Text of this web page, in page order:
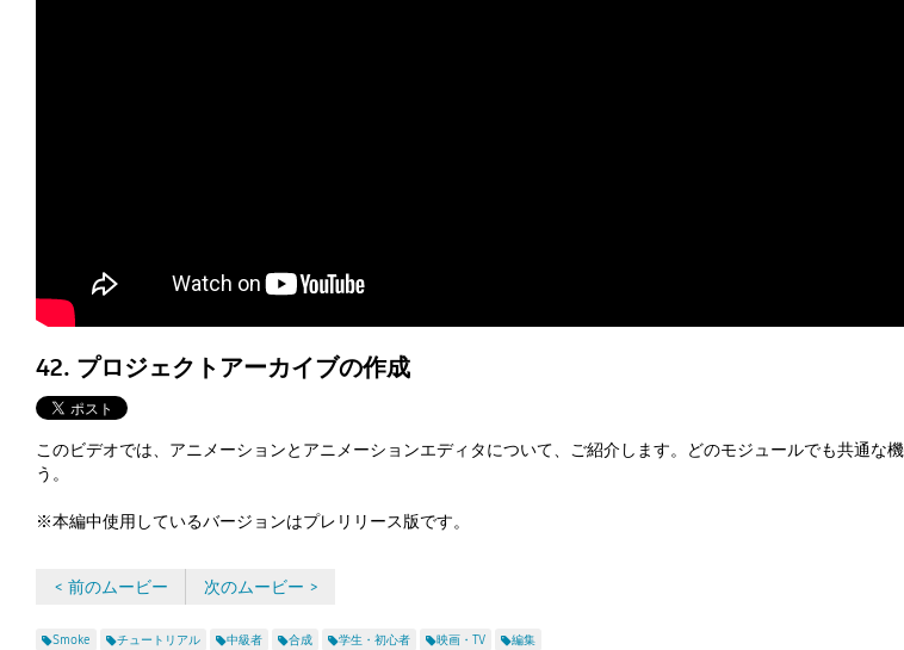
42. プロジェクトアーカイブの作成
このビデオでは、アニメーションとアニメーションエディタについて、ご紹介します。どのモジュールでも共通な
う。
※本編中使用しているバージョンはプレリリース版です。
< 前のムービー 次のムービー >
Smoke チュートリアル 中級者 合成 学生・初心者 映画・TV 編集